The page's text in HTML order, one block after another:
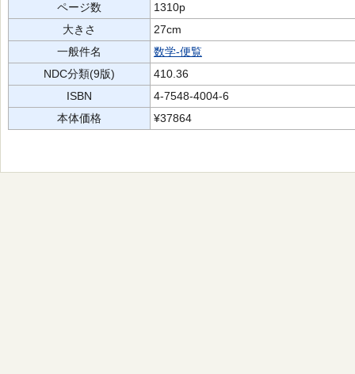
ページ数
1310p
大きさ
27cm
一般件名
数学-便覧
NDC分類(9版)
410.36
ISBN
4-7548-4004-6
本体価格
¥37864